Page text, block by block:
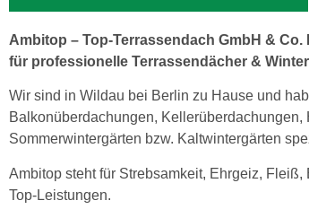
Ambitop – Top-Terrassendach GmbH &
für professionelle Terrassendächer &
Wir sind in Wildau bei Berlin zu Hause und
Balkonüberdachungen, Kellerüberdachungen,
Sommerwintergärten bzw. Kaltwintergärten
Ambitop steht für Strebsamkeit, Ehrgeiz,
Top-Leistungen.